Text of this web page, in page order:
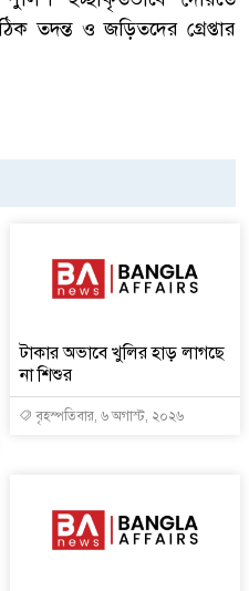
তদন্ত ও জড়িতদের গ্রেপ্তার
টাকার অভাবে খুলির হাড় লাগছে
না শিশুর
বৃহস্পতিবার, ৬ অগাস্ট, ২০২৬